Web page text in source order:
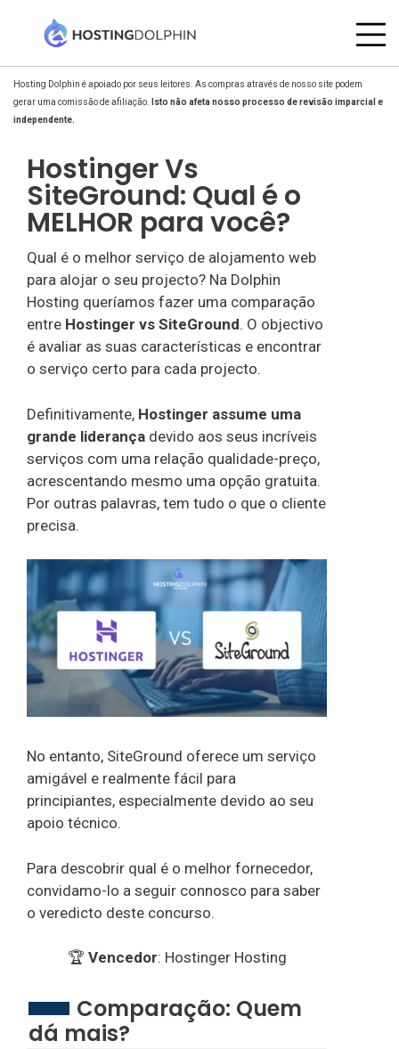
Hosting Dolphin é apoiado por seus leitores. As compras através de nosso site podem
gerar uma comissão de afiliação.
Isto não afeta nosso processo de revisão imparcial e
independente.
Hostinger Vs
SiteGround: Qual é o
MELHOR para você?
Qual é o melhor serviço de alojamento web
para alojar o seu projecto? Na Dolphin
Hosting queríamos fazer uma comparação
entre Hostinger vs SiteGround. O objectivo
é avaliar as suas características e encontrar
o serviço certo para cada projecto.
Definitivamente, Hostinger assume uma
grande liderança devido aos seus incríveis
serviços com uma relação qualidade-preço,
acrescentando mesmo uma opção gratuita.
Por outras palavras, tem tudo o que o cliente
precisa.
No entanto, SiteGround oferece um serviço
amigável e realmente fácil para
principiantes, especialmente devido ao seu
apoio técnico.
Para descobrir qual é o melhor fornecedor,
convidamo-lo a seguir connosco para saber
o veredicto deste concurso.
🏆 Vencedor: Hostinger Hosting
Comparação: Quem
dá mais?